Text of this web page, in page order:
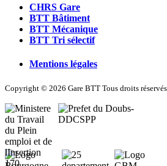
CHRS Gare
BTT Bâtiment
BTT Mécanique
BTT Tri sélectif
Mentions légales
Copyright © 2026 Gare BTT Tous droits réservés